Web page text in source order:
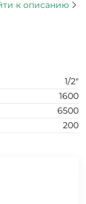
к описанию
1/2"
1600
6500
200